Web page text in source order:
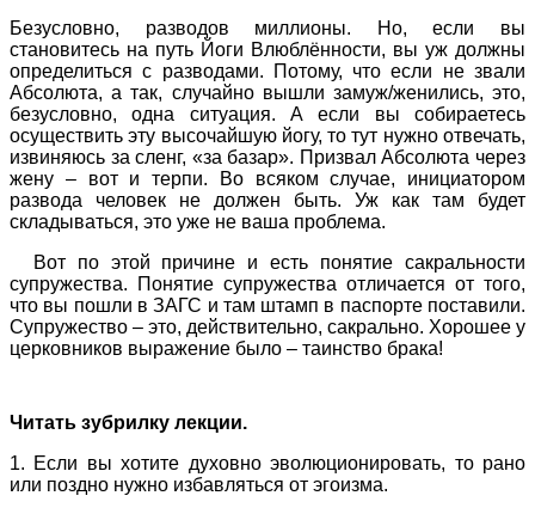
Безусловно, разводов миллионы. Но, если вы
становитесь на путь Йоги Влюблённости, вы уж должны
определиться с разводами. Потому, что если не звали
Абсолюта, а так, случайно вышли замуж/женились, это,
безусловно, одна ситуация. А если вы собираетесь
осуществить эту высочайшую йогу, то тут нужно отвечать,
извиняюсь за сленг, «за базар». Призвал Абсолюта через
жену – вот и терпи. Во всяком случае, инициатором
развода человек не должен быть. Уж как там будет
складываться, это уже не ваша проблема.
Вот по этой причине и есть понятие сакральности
супружества. Понятие супружества отличается от того,
что вы пошли в ЗАГС и там штамп в паспорте поставили.
Супружество – это, действительно, сакрально. Хорошее у
церковников выражение было – таинство брака!
Читать зубрилку лекции.
1. Если вы хотите духовно эволюционировать, то рано
или поздно нужно избавляться от эгоизма.